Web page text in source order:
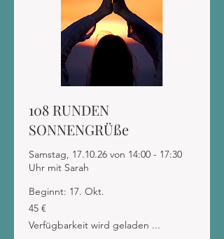
108 RUNDEN
SONNENGRÜße
Samstag, 17.10.26 von 14:00 - 17:30
Uhr mit Sarah
Beginnt: 17. Okt.
45
Euro
45 €
Verfügbarkeit wird geladen ...